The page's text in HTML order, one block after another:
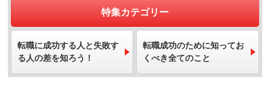
特集カテゴリー
転職に成功する人と失敗す
る人の差を知ろう！
転職成功のために知ってお
くべき全てのこと